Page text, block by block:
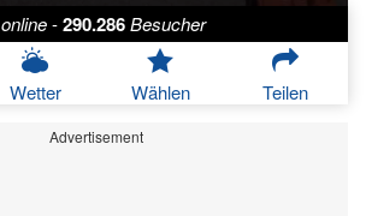
online-290.286Besucher
Wetter Wählen Teilen
Advertisement